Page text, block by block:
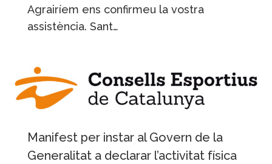
Agrairíem ens confirmeu la vostra
assistència. Sant…
Manifest per instar al Govern de la
Generalitat a declarar l’activitat física